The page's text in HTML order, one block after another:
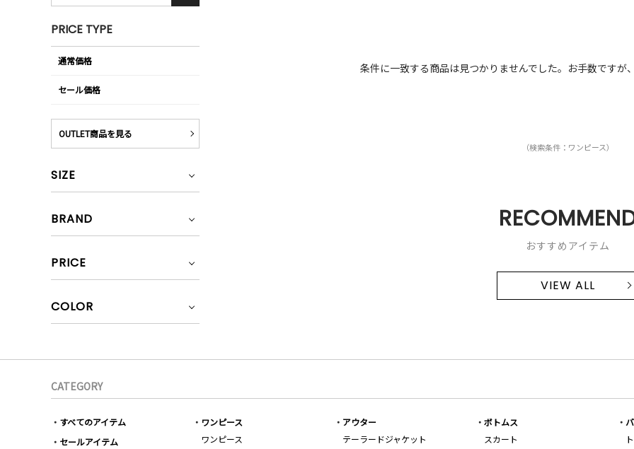
条件に一致する商品は見つかりませんでした。お手数ですが
（検索条件：ワンピース）
おすすめアイテム
VIEW ALL
PRICE TYPE
通常価格
セール価格
OUTLET商品を見る
SIZE
BRAND
PRICE
COLOR
CATEGORY
すべてのアイテム
セールアイテム
ワンピース
ワンピース
アウター
テーラードジャケット
ボトムス
スカート